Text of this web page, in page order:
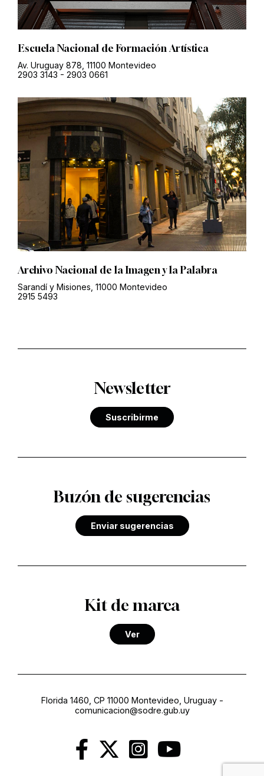
Escuela Nacional de Formación Artística
Av. Uruguay 878, 11100 Montevideo
2903 3143 - 2903 0661
Archivo Nacional de la Imagen y la Palabra
Sarandí y Misiones, 11000 Montevideo
2915 5493
Newsletter
Suscribirme
Buzón de sugerencias
Enviar sugerencias
Kit de marca
Ver
Florida 1460, CP 11000 Montevideo, Uruguay-
comunicacion@sodre.gub.uy